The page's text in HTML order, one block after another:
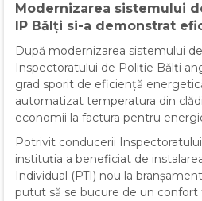
Modernizarea sistemului
IP Bălți si-a demonstrat
După modernizarea sistemului
Inspectoratului de Poliție Bălți
grad sporit de eficiență
automatizat temperatura din
economii la factura pentru
Potrivit conducerii
instituția a beneficiat de
Individual (PTI) nou la
putut să se bucure de un confort